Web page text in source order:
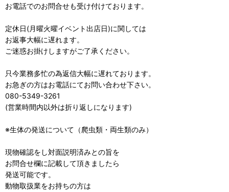
お電話でのお問合せも受け付けております。
定休日(月曜火曜イベント出店日)に関しては
お返事大幅に遅れます。
ご迷惑お掛けしますがご了承ください。
只今業務多忙の為返信大幅に遅れております。
お急ぎの方はお電話にてお問い合わせ下さい。
080-5349-3261
(営業時間内以外は折り返しになります)
※生体の発送について（爬虫類・両生類のみ）
現物確認をし対面説明済みとの旨を
お問合せ欄に記載して頂きましたら
発送可能です。
動物取扱業をお持ちの方は